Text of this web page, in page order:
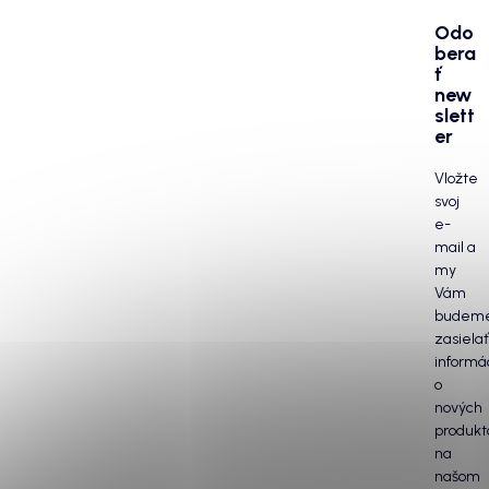
Odo
bera
ť
new
slett
er
Vložte
svoj
e-
mail a
my
Vám
zasielať
o
nových
na
našom